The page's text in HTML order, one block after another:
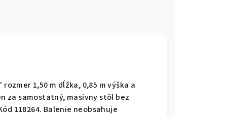
1,50 m dĺžka, 0,85 m výška a
za samostatný, masívny stôl bez
118264. Balenie neobsahuje